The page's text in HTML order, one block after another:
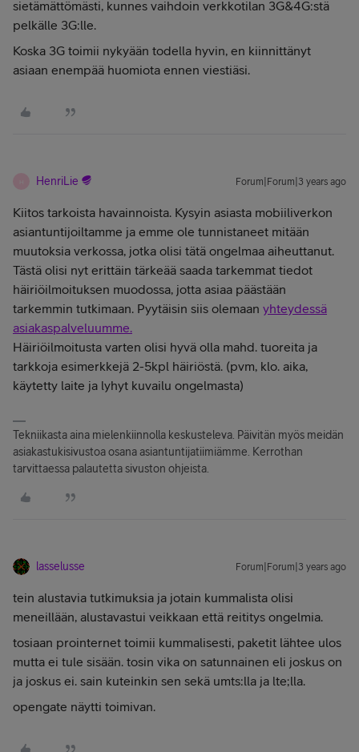
sietämättömästi, kunnes vaihdoin verkkotilan 3G&4G:stä
pelkälle 3G:lle.
Koska 3G toimii nykyään todella hyvin, en kiinnittänyt
asiaan enempää huomiota ennen viestiäsi.
HenriLie Forum|Forum|3 years ago
Kiitos tarkoista havainnoista. Kysyin asiasta mobiiliverkon
asiantuntijoiltamme ja emme ole tunnistaneet mitään
muutoksia verkossa, jotka olisi tätä ongelmaa aiheuttanut.
Tästä olisi nyt erittäin tärkeää saada tarkemmat tiedot
häiriöilmoituksen muodossa, jotta asiaa päästään
tarkemmin tutkimaan. Pyytäisin siis olemaan yhteydessä
asiakaspalveluumme.
Häiriöilmoitusta varten olisi hyvä olla mahd. tuoreita ja
tarkkoja esimerkkejä 2-5kpl häiriöstä. (pvm, klo. aika,
käytetty laite ja lyhyt kuvailu ongelmasta)
Tekniikasta aina mielenkiinnolla keskusteleva. Päivitän myös meidän
asiakastukisivustoa osana asiantuntijatiimiämme. Kerrothan
tarvittaessa palautetta sivuston ohjeista.
lasselusse Forum|Forum|3 years ago
tein alustavia tutkimuksia ja jotain kummalista olisi
meneillään, alustavastui veikkaan että reititys ongelmia.
tosiaan prointernet toimii kummalisesti, paketit lähtee ulos
mutta ei tule sisään. tosin vika on satunnainen eli joskus on
ja joskus ei. sain kuteinkin sen sekä umts:lla ja lte;lla.
opengate näytti toimivan.